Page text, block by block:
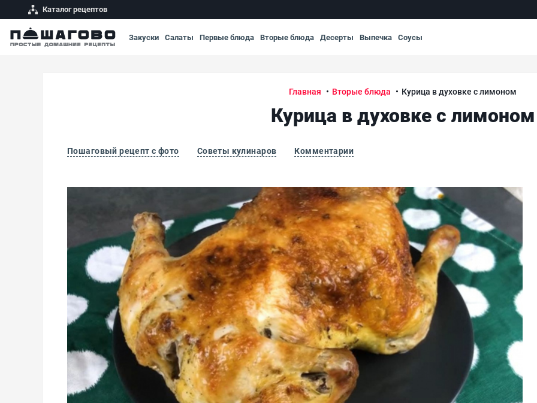
Каталог рецептов
Закуски Салаты Первые блюда Вторые блюда Десерты Выпечка Соусы
Главная Вторые блюда Курица в духовке с лимоном
Курица в духовке с лимоном
Пошаговый рецепт с фото Советы кулинаров Комментарии